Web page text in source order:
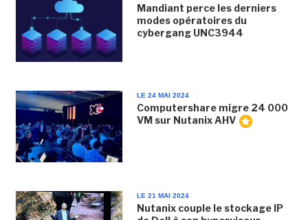
Mandiant perce les derniers
modes opératoires du
cybergang UNC3944
LE 24 MAI 2024
Computershare migre 24 000
VM sur Nutanix AHV
LE 21 MAI 2024
Nutanix couple le stockage IP